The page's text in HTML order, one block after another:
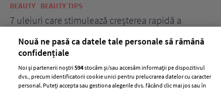
BEAUTY BEAUTY TIPS
7 uleiuri care stimulează creșterea rapidă a
Nouă ne pasă ca datele tale personale să rămână
confidențiale
Noi și partenerii noștri594stocăm și/sau accesăm informații pe dispozitivul
dvs., precum identificatorii cookie unici pentru prelucrarea datelor cu caracter
personal. Puteți accepta sau gestiona alegerile dvs. făcând clic mai jos sau în